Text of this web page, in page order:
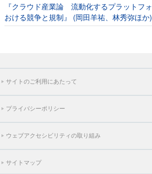
『クラウド産業論 流動化するプラットフ
おける競争と規制』 (岡田羊祐、林秀弥ほか)
サイトのご利用にあたって
プライバシーポリシー
ウェブアクセシビリティの取り組み
サイトマップ